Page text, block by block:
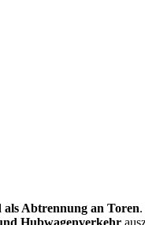
Abtrennung an Toren